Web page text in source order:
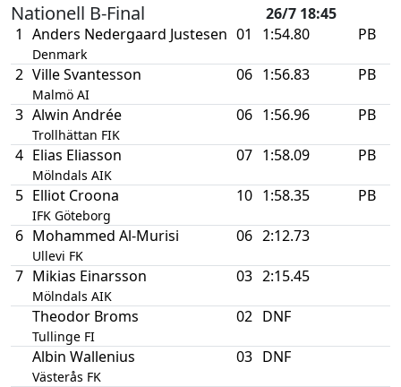
Nationell B-Final
26/7 18:45
1 Anders Nedergaard Justesen
Denmark
01 1:54.80 PB
2 Ville Svantesson
Malmö AI
06 1:56.83 PB
3 Alwin Andrée
Trollhättan FIK
06 1:56.96 PB
4 Elias Eliasson
Mölndals AIK
07 1:58.09 PB
5 Elliot Croona
IFK Göteborg
10 1:58.35 PB
6 Mohammed Al-Murisi
Ullevi FK
06 2:12.73
7 Mikias Einarsson
Mölndals AIK
03 2:15.45
Theodor Broms
Tullinge FI
02 DNF
Albin Wallenius
Västerås FK
03 DNF